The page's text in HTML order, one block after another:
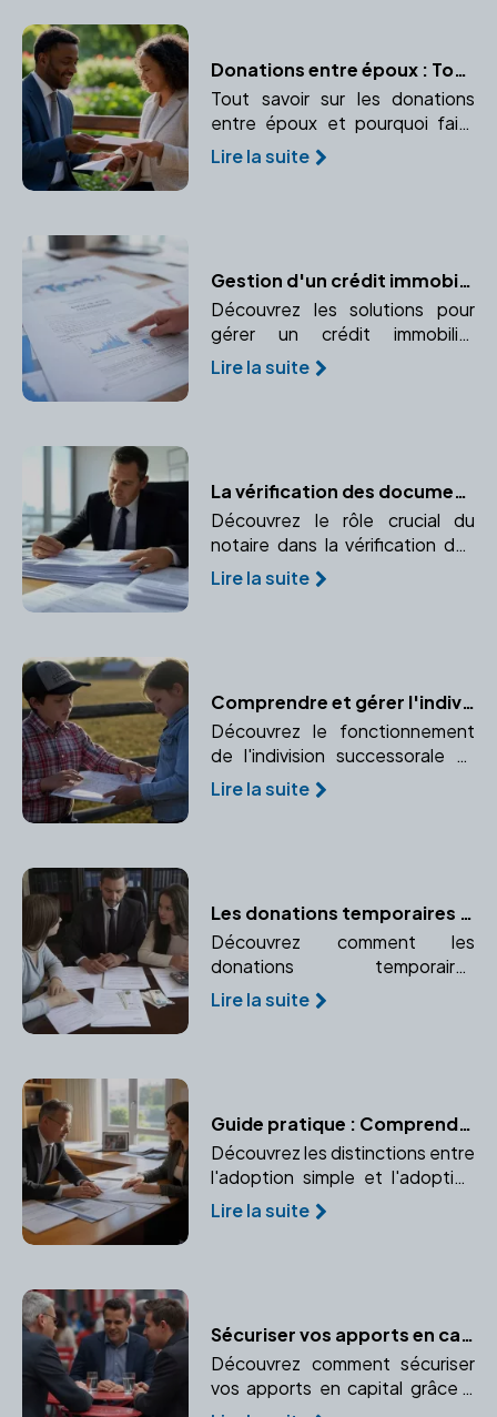
Donations entre époux : Tout ce qu’il faut savoir
Tout savoir sur les donations
entre époux et pourquoi faire
appel à un notaire est essentiel.
Lire la suite
Gestion d'un crédit immobilier après le divorce : quelles solutions ?
Découvrez les solutions pour
gérer un crédit immobilier
partagé après un divorce.
Rachat de soulte, vente du
Lire la suite
La vérification des documents immobiliers par le notaire
Découvrez le rôle crucial du
notaire dans la vérification des
documents immobiliers pour
garantir la conformité et la
Lire la suite
Comprendre et gérer l'indivision successorale avec l'aide d'un notaire
Découvrez le fonctionnement
de l'indivision successorale et
comment un notaire peut vous
aider à gérer cette situation
Lire la suite
Les donations temporaires d'usufruit : un outil d'optimisation fiscale
Découvrez comment les
donations temporaires
d'usufruit peuvent vous aider à
optimiser votre fiscalité et
Lire la suite
Guide pratique : Comprendre les différents types d'adoption
Découvrez les distinctions entre
l'adoption simple et l'adoption
plénière, leurs implications
juridiques et leurs particularités.
Lire la suite
Sécuriser vos apports en capital : l'importance de faire appel à un notaire
Découvrez comment sécuriser
vos apports en capital grâce à
l'expertise d'un notaire.